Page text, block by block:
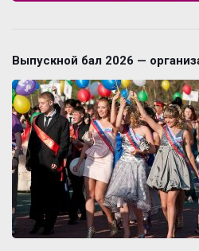
Выпускной бал 2026 —